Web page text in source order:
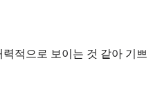
적으로 보이는 것 같아 기쁘